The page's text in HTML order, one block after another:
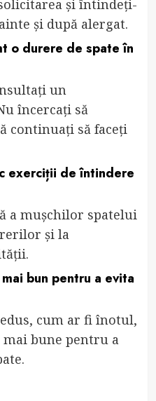
și întindeți-
și după alergat.
o durere de spate în
un
încercați să
continuați să faceți
exerciții de întindere
a mușchilor spatelui
și la
bun pentru a evita
cum ar fi înotul,
bune pentru a